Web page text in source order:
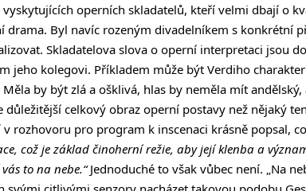
vyskytujících operních skladatelů, kteří velmi dbají o
drama. Byl navíc rozeným divadelníkem s konkrétní
Skladatelova slova o operní interpretaci jsou
jeho kolegovi. Příkladem může být Verdiho
by být zlá a ošklivá, hlas by neměla mít andělský,
důležitější celkový obraz operní postavy než nějaký
v rozhovoru pro program k inscenaci krásně popsal,
což je základ činoherní režie, aby její klenba a
to na nebe.“Jednoduché to však vůbec není. „Na